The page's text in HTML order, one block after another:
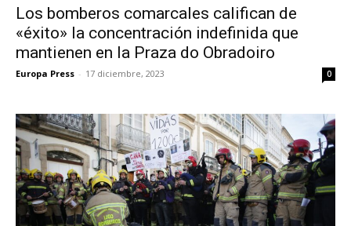
Los bomberos comarcales califican de
«éxito» la concentración indefinida que
mantienen en la Praza do Obradoiro
Europa Press - 17 diciembre, 2023 0